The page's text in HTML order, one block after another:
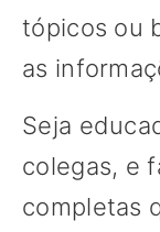
tópicos ou
as
Seja
colegas, e
completas